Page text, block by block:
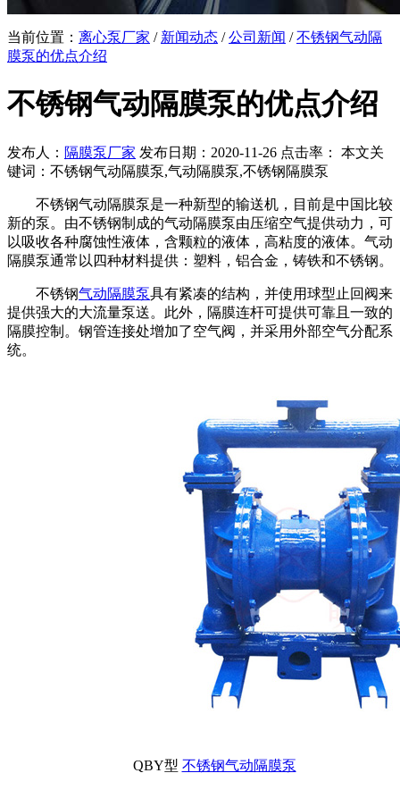
当前位置： 离心泵厂家 / 新闻动态 /公司新闻 /不锈钢气动隔
膜泵的优点介绍
不锈钢气动隔膜泵的优点介绍
发布人： 隔膜泵厂家 发布日期：2020-11-26 点击率：
本文关
键词：不锈钢气动隔膜泵,气动隔膜泵,不锈钢隔膜泵
不锈钢气动隔膜泵是一种新型的输送机，目前是中国比较
新的泵。由不锈钢制成的气动隔膜泵由压缩空气提供动力，可
以吸收各种腐蚀性液体，含颗粒的液体，高粘度的液体。气动
隔膜泵通常以四种材料提供：塑料，铝合金，铸铁和不锈钢。
不锈钢气动隔膜泵具有紧凑的结构，并使用球型止回阀来
提供强大的大流量泵送。此外，隔膜连杆可提供可靠且一致的
隔膜控制。钢管连接处增加了空气阀，并采用外部空气分配系
统。
QBY型 不锈钢气动隔膜泵